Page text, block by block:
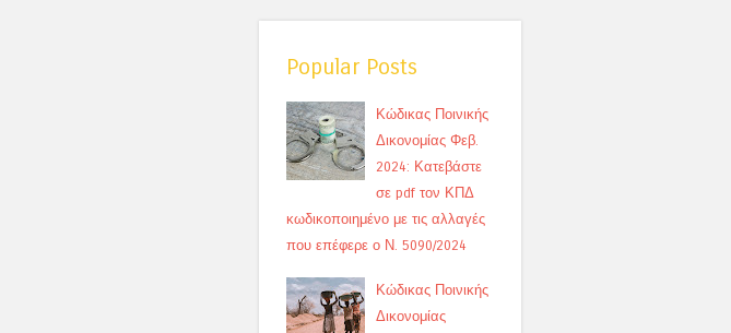
Popular Posts
Κώδικας Ποινικής
Δικονομίας Φεβ.
2024: Κατεβάστε
σε pdf τον ΚΠΔ
κωδικοποιημένο με τις αλλαγές
που επέφερε ο Ν. 5090/2024
Κώδικας Ποινικής
Δικονομίας